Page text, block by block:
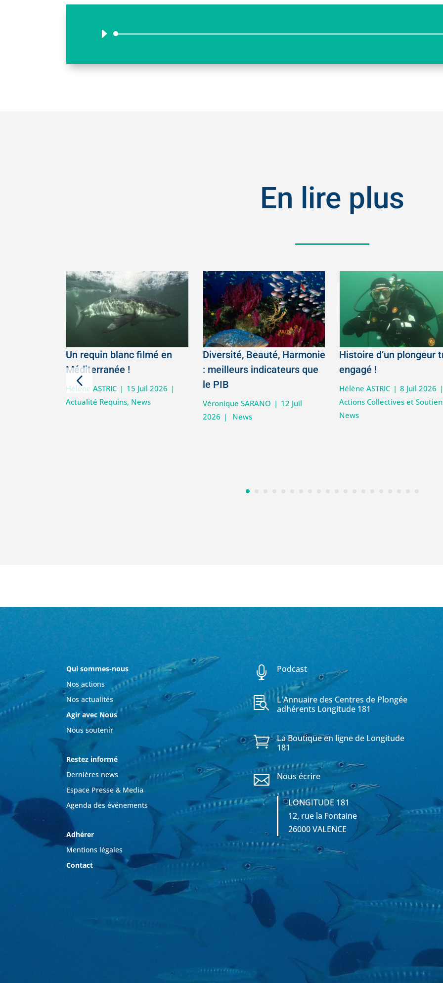
Lecteur
En lire plus
Un requin blanc filmé en
Méditerranée !
Hélène ASTRIC | 15 Juil 2026 |
Actualité Requins, News
Diversité, Beauté, Harmonie
: meilleurs indicateurs que
le PIB
Véronique SARANO | 12 Juil
2026 | News
Histoire d’un plongeur
engagé !
Hélène ASTRIC | 8 Juil 2026 |
Actions Collectives et
News
Qui sommes-nous
Nos actions
Nos actualités
Agir avec Nous
Nous soutenir
Restez informé
Dernières news
Espace Presse & Media
Agenda des événements
Adhérer
Mentions légales
Contact
 Podcast

L'Annuaire des Centres de Plongée
adhérents Longitude 181

La Boutique en ligne de Longitude
181
 Nous écrire
LONGITUDE 181
12, rue la Fontaine
26000 VALENCE